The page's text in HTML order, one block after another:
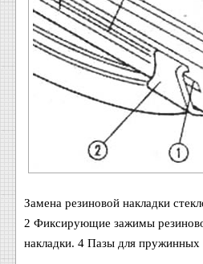
Замена резиновой накладки
2 Фиксирующие зажимы
накладки. 4 Пазы для пружинных